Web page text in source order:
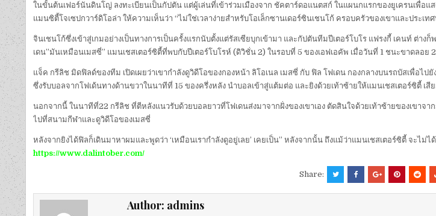
ในขั้นต้นเฟอร์นันดินโญ่ ลงทะเบียนเป็นกัปตัน แต่ผู้เล่นที่เข้าร่วมเมืองจาก ชัคตาร์ดอแนตสก์ ในแผนกแรกของยูเครนเพื่อ
แมนซิตี้โจเซปกวาร์ดิโอล่า ให้ความเห็นว่า “ไม่ใช่เวลาง่ายสำหรับโอเล็กซานเดอร์ซินเชนโก้ ครอบครัวของเขาและประเ
จินเชนโก้ซึ่งเข้าสู่เกมอย่างเป็นทางการเป็นครั้งแรกนับตั้งแต่รัสเซียบุกเข้ามา และกัปตันทีมปีเตอร์โบโร แฟรงกี้ เคนท์ ต่
เดน”มันเหมือนเมสซี่” แมนเชสเตอร์ซิตี้ที่พบกับปีเตอร์โบโรห์ (ดิวิชั่น 2) ในรอบที่ 5 ของเอฟเอคัพ เมื่อวันที่ 1 ชนะขาดลอย
แจ็ค กรีลิช มิดฟิลด์ของทีม เปิดเผยว่าเขากำลังดูวิดีโอของกองหน้า ลิโอเนล เมสซี่ กับ ฟิล โฟเดน กองกลางบนรถบัสเพื่อ
ซึ่งรับบอลจากโฟเด้นทางด้านขวาในนาทีที่ 15 ของครึ่งหลัง นำบอลเข้าสู่แต้มต่อ และยิงด้วยเท้าซ้ายให้แมนเชสเตอร์ซิตี้ เสี
นอกจากนี้ ในนาทีที่22 กรีลิช ที่ตีหลังแนวรับด้วยบอลยาวที่โฟเดนส่งมาจากฝั่งของเขาเอง ตัดสินใจด้วยเท้าซ้ายของเขา
ไปที่สนามกีฬาและดูวิดีโอของเมสซี่
หลังจากยิงได้ฟิลก็เดินมาหาผมและพูดว่า ‘เหมือนเรากำลังดูอยู่เลย’ เคยเป็น” หลังจากนั้น ถึงแม้ว่าแมนเชสเตอร์ซิตี้ จะไ
https://www.dalintober.com/
Share:
Author: admins